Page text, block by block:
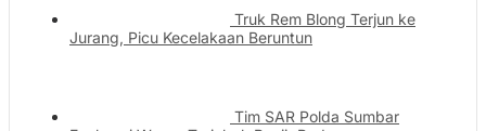
Truk Rem Blong Terjun ke
Jurang, Picu Kecelakaan Beruntun
Tim SAR Polda Sumbar